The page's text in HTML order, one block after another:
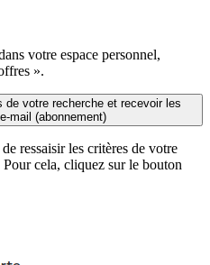
votre espace personnel,
».
de votre recherche et recevoir les
mail (abonnement)
ressaisir les critères de votre
cela, cliquez sur le bouton